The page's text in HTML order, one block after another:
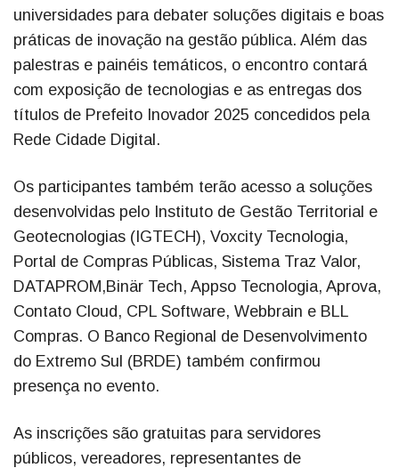
universidades para debater soluções digitais e boas
práticas de inovação na gestão pública. Além das
palestras e painéis temáticos, o encontro contará
com exposição de tecnologias e as entregas dos
títulos de Prefeito Inovador 2025 concedidos pela
Rede Cidade Digital.
Os participantes também terão acesso a soluções
desenvolvidas pelo Instituto de Gestão Territorial e
Geotecnologias (IGTECH), Voxcity Tecnologia,
Portal de Compras Públicas, Sistema Traz Valor,
DATAPROM,Binär Tech, Appso Tecnologia, Aprova,
Contato Cloud, CPL Software, Webbrain e BLL
Compras. O Banco Regional de Desenvolvimento
do Extremo Sul (BRDE) também confirmou
presença no evento.
As inscrições são gratuitas para servidores
públicos, vereadores, representantes de